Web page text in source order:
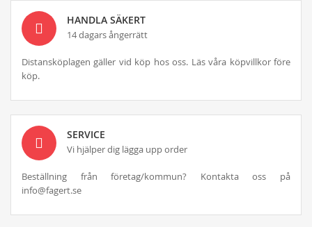
HANDLA SÄKERT
14 dagars ångerrätt
Distansköplagen gäller vid köp hos oss. Läs våra köpvillkor före
köp.
SERVICE
Vi hjälper dig lägga upp order
Beställning från företag/kommun? Kontakta oss på
info@fagert.se